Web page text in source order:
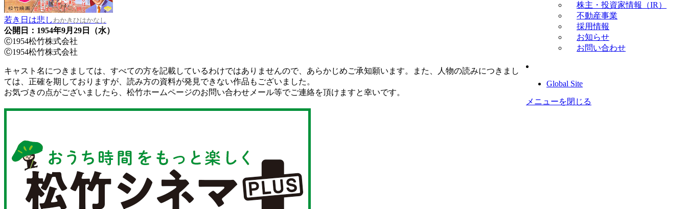
株主・投資家情報（IR）
不動産事業
採用情報
お知らせ
お問い合わせ
Global Site
メニューを閉じる
若き日は悲し わかきひはかなし
公開日：1954年9月29日（水）
Ⓒ1954松竹株式会社
Ⓒ1954松竹株式会社
キャスト名につきましては、すべての方を記載しているわけではありませんので、あらかじめご承知願います。また、人物の読みにつきまし
ては、正確を期しておりますが、読み方の資料が発見できない作品もございました。
お気づきの点がございましたら、松竹ホームページのお問い合わせメール等でご連絡を頂けますと幸いです。